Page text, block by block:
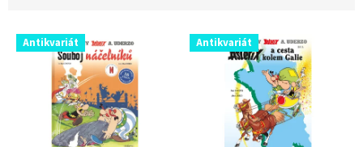
pV Antikvariát Antikvariát